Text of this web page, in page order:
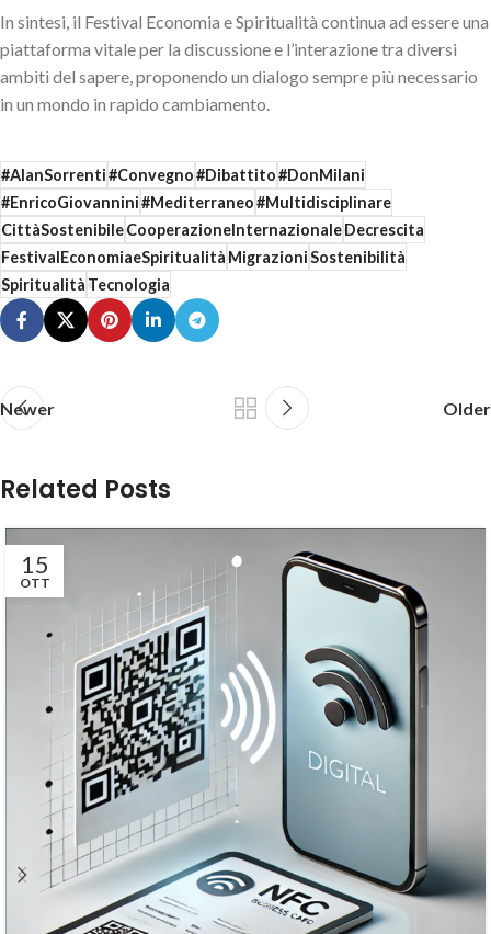
In sintesi, il Festival Economia e Spiritualità continua ad essere una
piattaforma vitale per la discussione e l’interazione tra diversi
ambiti del sapere, proponendo un dialogo sempre più necessario
in un mondo in rapido cambiamento.
#AlanSorrenti#Convegno#Dibattito#DonMilani
#EnricoGiovannini#Mediterraneo#Multidisciplinare
CittàSostenibileCooperazioneInternazionaleDecrescita
FestivalEconomiaeSpiritualitàMigrazioniSostenibilità
SpiritualitàTecnologia
Newer Older
Related Posts
15
OTT